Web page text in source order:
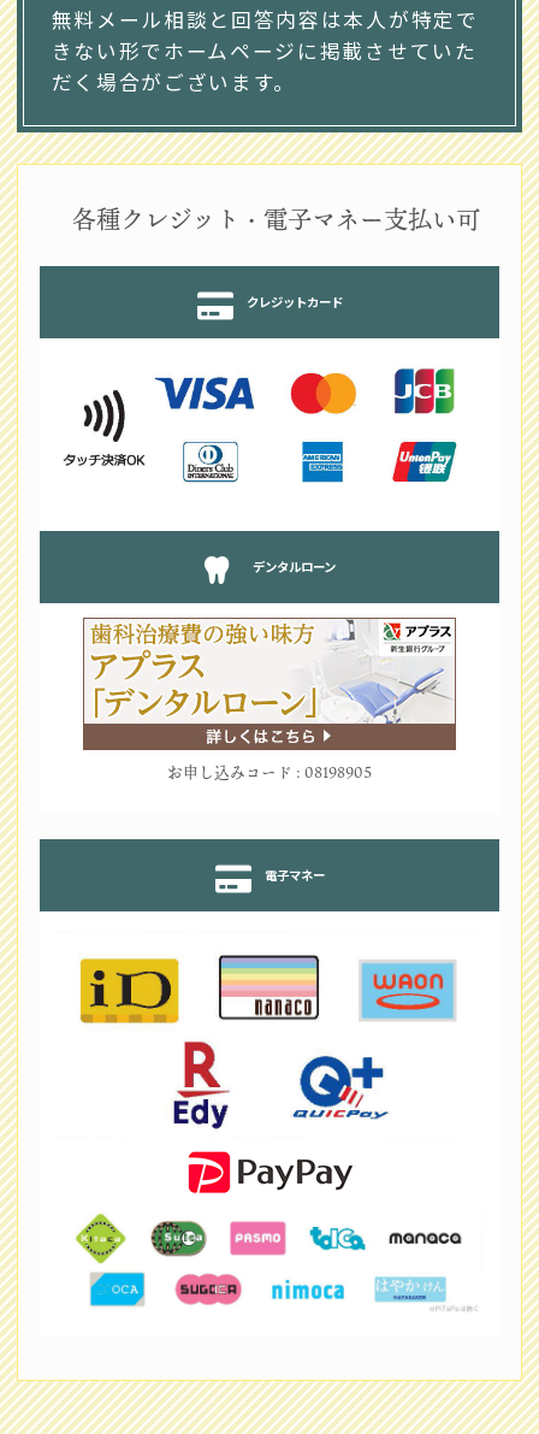
無料メール相談と回答内容は本人が特定で
きない形でホームページに掲載させていた
だく場合がございます。
各種クレジット・電子マネー支払い可
クレジットカード
デンタルローン
お申し込みコード : 08198905
電子マネー